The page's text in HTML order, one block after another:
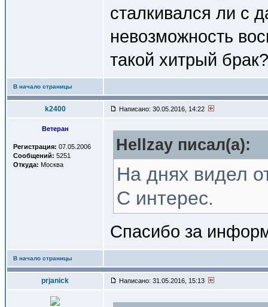
сталкивался ли с
невозможность
такой хитрый
В начало страницы
k2400 Написано: 30.05.2016, 14:22
Ветеран
Регистрация: 07.05.2006
Сообщений: 5251
Откуда: Москва
Hellzay писал(a):
На днях видел
С интерес.
Спасибо за
В начало страницы
prjanick Написано: 31.05.2016, 15:13